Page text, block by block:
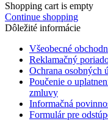
Shopping cart is empty
Continue shopping
Dôležité informácie
Všeobecné
Reklamačný
Ochrana osobných
Poučenie o
zmluvy
Informačná
Formulár pre